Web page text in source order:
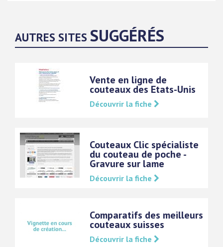
AUTRES SITES SUGGÉRÉS
Vente en ligne de
couteaux des Etats-Unis
Découvrir la fiche
Couteaux Clic spécialiste
du couteau de poche -
Gravure sur lame
Découvrir la fiche
Comparatifs des meilleurs
couteaux suisses
Découvrir la fiche